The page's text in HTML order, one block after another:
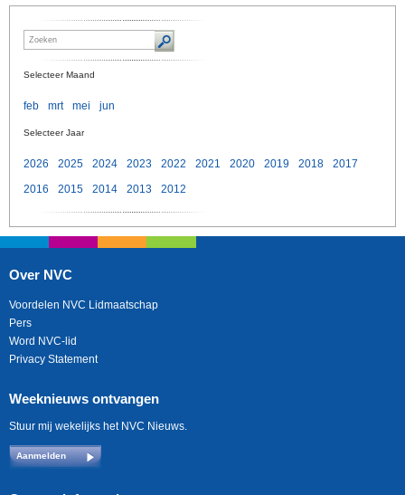
Selecteer Maand
feb mrt mei jun
Selecteer Jaar
2026 2025 2024 2023 2022 2021 2020 2019 2018
2017
2016
2015 2014 2013 2012
Over NVC
Voordelen NVC Lidmaatschap
Pers
Word NVC-lid
Privacy Statement
Weeknieuws ontvangen
Stuur mij wekelijks het NVC Nieuws.
Aanmelden